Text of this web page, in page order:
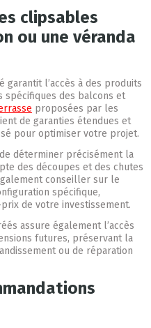
clipsables
ou une véranda
garantit l’accès à des produits
spécifiques des balcons et
proposées par les
de garanties étendues et
pour optimiser votre projet.
déterminer précisément la
des découpes et des chutes
conseiller sur le
spécifique,
de votre investissement.
assure également l’accès
futures, préservant la
ou de réparation